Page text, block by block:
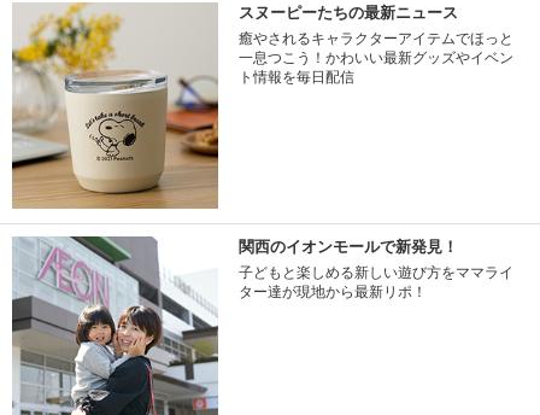
スヌーピーたちの最新ニュース
癒やされるキャラクターアイテムでほっと
一息つこう！かわいい最新グッズやイベン
ト情報を毎日配信
関西のイオンモールで新発見！
子どもと楽しめる新しい遊び方をママライ
ター達が現地から最新リポ！